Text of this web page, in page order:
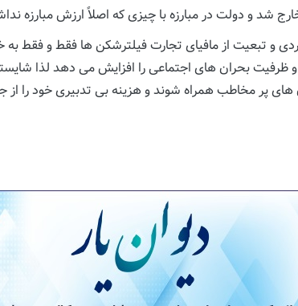
خارج شد و دولت در مبارزه با چیزی که اصلاً ارزش
و تبعیت از مافیای تجارت فیلترشکن ها فقط و فقط
بحران های اجتماعی را افزایش می دهد لذا
های پر مخاطب همراه شوند و هزینه بی تدبیری خود را